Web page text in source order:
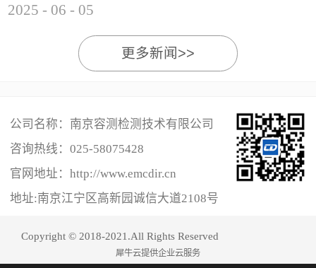
2025 - 06 - 05
更多新闻>>
公司名称：南京容测检测技术有限公司
咨询热线： 025-58075428
官网地址：http://www.emcdir.cn
地址:南京江宁区高新园诚信大道2108号
Copyright © 2018-2021.All Rights Reserved
犀牛云提供企业云服务